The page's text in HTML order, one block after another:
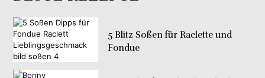
5 Blitz Soßen für Raclette und
Fondue